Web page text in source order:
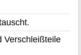
Verschleißteile